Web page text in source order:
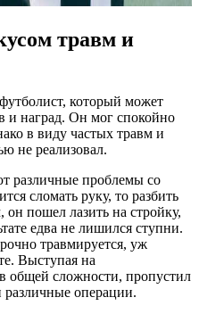
травм и
который может
и наград. Он мог спокойно
в виду частых травм и
не реализовал.
различные проблемы со
сломать руку, то разбить
он пошел лазить на стройку,
едва не лишился ступни.
травмируется, уж
Выступая на
общей сложности, пропустил
различные операции.